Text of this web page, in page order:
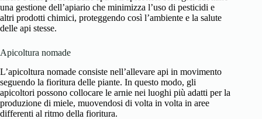
una gestione dell’apiario che minimizza l’uso di pesticidi e
altri prodotti chimici, proteggendo così l’ambiente e la salute
delle api stesse.
Apicoltura nomade
L’apicoltura nomade consiste nell’allevare api in movimento
seguendo la fioritura delle piante. In questo modo, gli
apicoltori possono collocare le arnie nei luoghi più adatti per la
produzione di miele, muovendosi di volta in volta in aree
differenti al ritmo della fioritura.